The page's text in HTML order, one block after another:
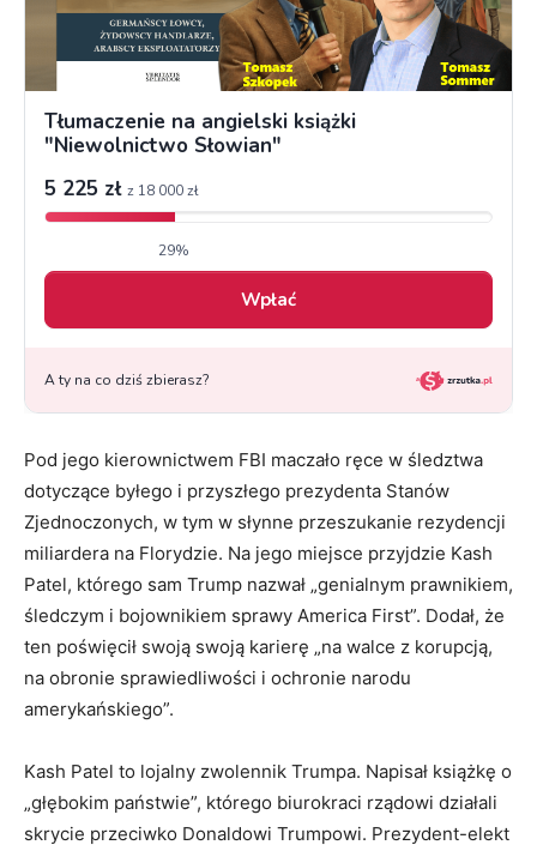
Pod jego kierownictwem FBI maczało ręce w śledztwa
dotyczące byłego i przyszłego prezydenta Stanów
Zjednoczonych, w tym w słynne przeszukanie rezydencji
miliardera na Florydzie. Na jego miejsce przyjdzie Kash
Patel, którego sam Trump nazwał „genialnym prawnikiem,
śledczym i bojownikiem sprawy America First”. Dodał, że
ten poświęcił swoją swoją karierę „na walce z korupcją,
na obronie sprawiedliwości i ochronie narodu
amerykańskiego”.
Kash Patel to lojalny zwolennik Trumpa. Napisał książkę o
„głębokim państwie”, którego biurokraci rządowi działali
skrycie przeciwko Donaldowi Trumpowi. Prezydent-elekt